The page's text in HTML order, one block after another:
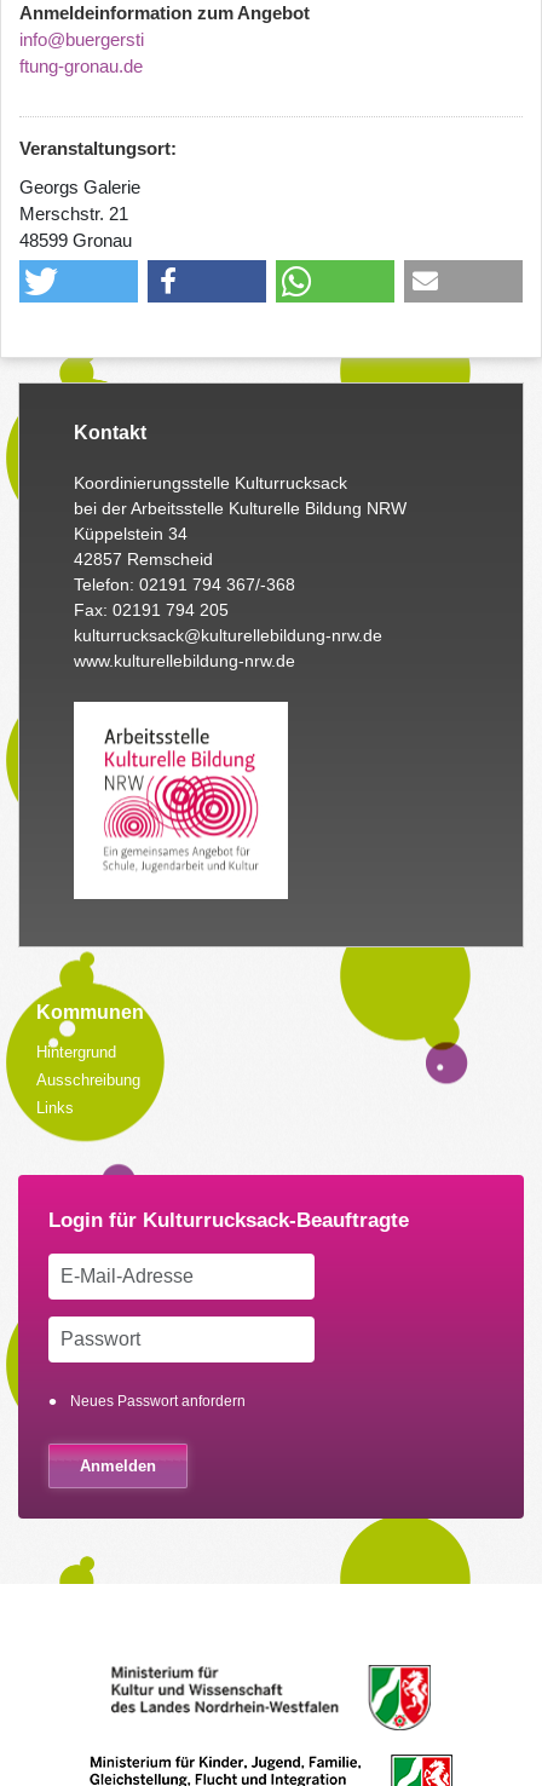
Anmeldeinformation zum Angebot
info@buergersti
ftung-gronau.de
Veranstaltungsort:
Georgs Galerie
Merschstr. 21
48599 Gronau
Kontakt
Koordinierungsstelle Kulturrucksack
bei der Arbeitsstelle Kulturelle Bildung NRW
Küppelstein 34
42857 Remscheid
Telefon: 02191 794 367/-368
Fax: 02191 794 205
kulturrucksack@kulturellebildung-nrw.de
www.kulturellebildung-nrw.de
Kommunen
Hintergrund
Ausschreibung
Links
Neues Passwort anfordern